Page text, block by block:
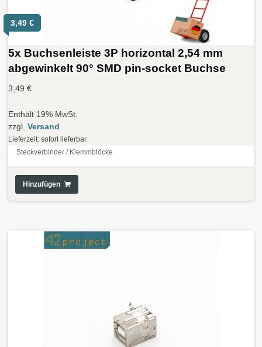
3,49 €
5x Buchsenleiste 3P horizontal 2,54 mm
abgewinkelt 90° SMD pin-socket Buchse
3,49 €
Enthält 19% MwSt.
zzgl. Versand
Lieferzeit: sofort lieferbar
Steckverbinder / Klemmblöcke
Hinzufügen